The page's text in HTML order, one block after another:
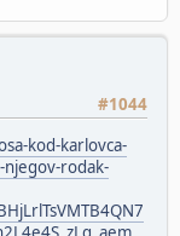
#1044
kod-karlovca-
njegov-rodak-